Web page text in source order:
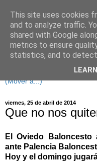
viernes, 25 de abril de 2014
Que no nos
El Oviedo
ante Palencia
Hoy y el domingo
This site uses cookies
and to analyze traffic.
shared with Google
metrics to ensure
statistics, and to detect